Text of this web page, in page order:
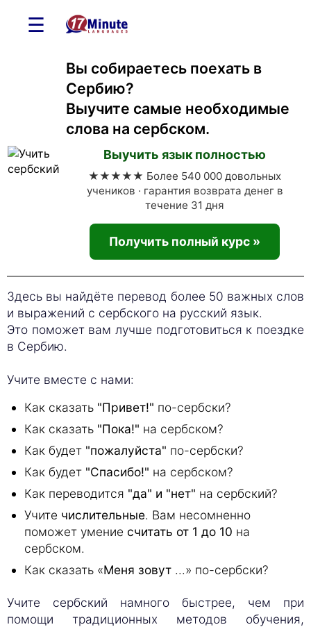
☰
Вы собираетесь поехать в
Сербию?
Выучите самые необходимые
слова на сербском.
Выучить язык полностью
★★★★★ Более 540 000 довольных
учеников · гарантия возврата денег в
течение 31 дня
Получить полный курс »
Здесь вы найдёте перевод более 50 важных слов
и выражений с сербского на русский язык.
Это поможет вам лучше подготовиться к поездке
в Сербию.
Учите вместе с нами:
Как сказать "Привет!" по-сербски?
Как сказать "Пока!" на сербском?
Как будет "пожалуйста" по-сербски?
Как будет "Спасибо!" на сербском?
Как переводится "да" и "нет" на сербский?
Учите числительные. Вам несомненно
поможет умение считать от 1 до 10 на
сербском.
Как сказать «Меня зовут ...» по-сербски?
Учите сербский намного быстрее, чем при
помощи традиционных методов обучения,